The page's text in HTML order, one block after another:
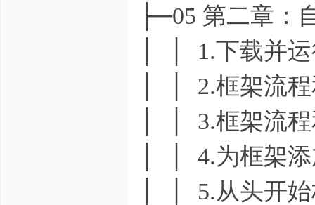
├─05 第二章：
│ │ 1.下载并
│ │ 2.框架流
│ │ 3.框架流
│ │ 4.为框架
│ │ 5.从头开